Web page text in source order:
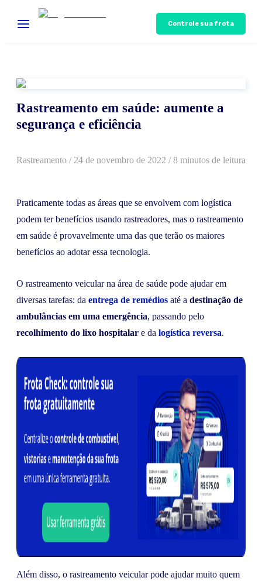
Controle sua frota
Rastreamento em saúde: aumente a
segurança e eficiência
Rastreamento / 24 de novembro de 2022 / 8 minutos de leitura
Praticamente todas as áreas que se envolvem com logística
podem ter benefícios usando rastreadores, mas o rastreamento
em saúde é provavelmente uma das que terão os maiores
benefícios ao adotar essa tecnologia.
O rastreamento veicular na área de saúde pode ajudar em
diversas tarefas: da entrega de remédios até a destinação de
ambulâncias em uma emergência, passando pelo
recolhimento do lixo hospitalar e da logística reversa.
Além disso, o rastreamento veicular pode ajudar muito quem